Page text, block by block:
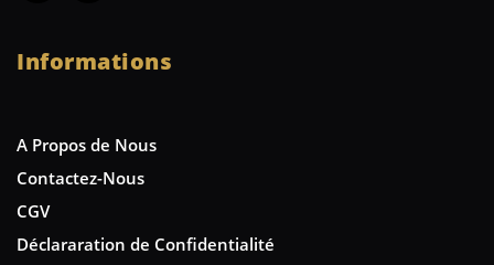
Informations
A Propos de Nous
Contactez-Nous
CGV
Déclararation de Confidentialité